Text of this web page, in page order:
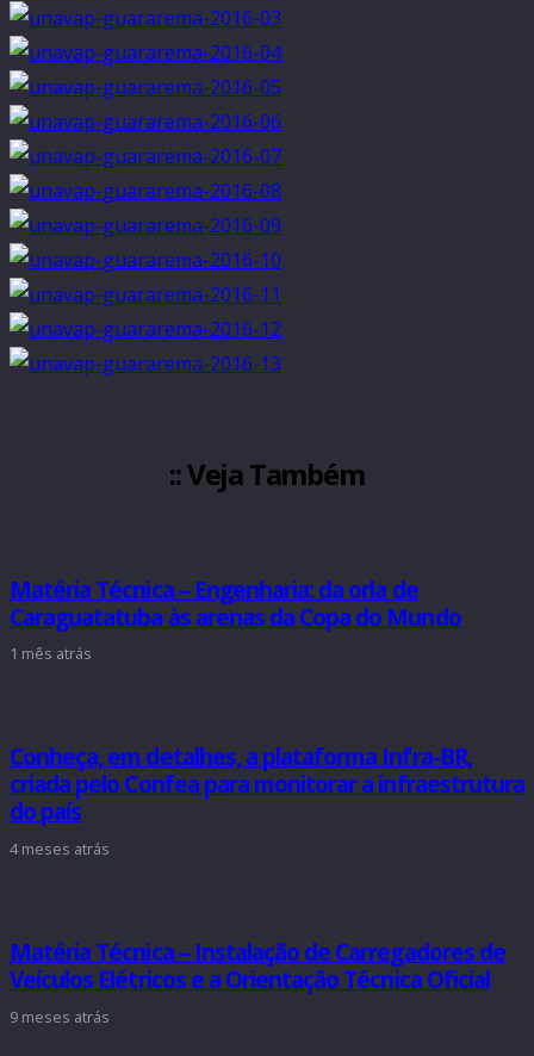
:: Veja Também
Matéria Técnica – Engenharia: da orla de
Caraguatatuba às arenas da Copa do Mundo
1 mês atrás
Conheça, em detalhes, a plataforma Infra-BR,
criada pelo Confea para monitorar a infraestrutura
do país
4 meses atrás
Matéria Técnica – Instalação de Carregadores de
Veículos Elétricos e a Orientação Técnica Oficial
9 meses atrás